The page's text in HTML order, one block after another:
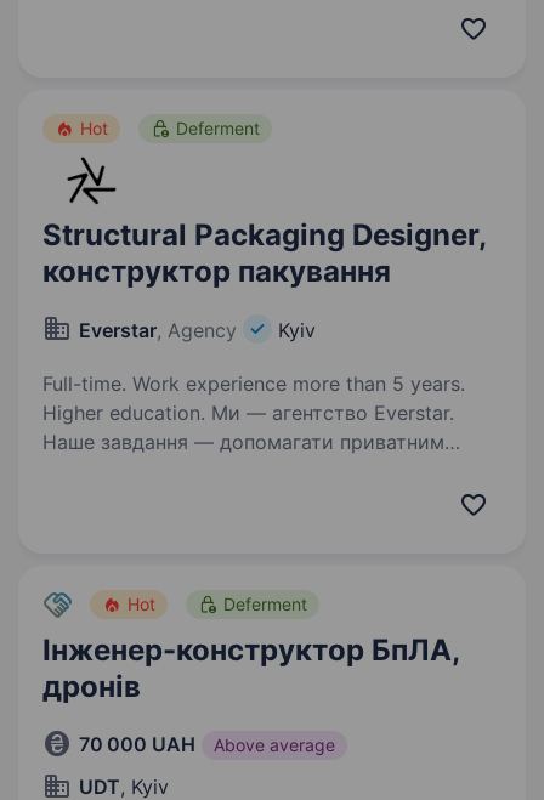
Hot Deferment
Structural Packaging Designer,
конструктор пакування
Everstar, Agency Kyiv
Full-time. Work experience more than 5 years.
Higher education. Ми — агентство Everstar.
Наше завдання — допомагати приватним
талановитих людей та наближати перемогу
Hot Deferment
Інженер-конструктор БпЛА,
дронів
70 000 UAH Above average
UDT, Kyiv